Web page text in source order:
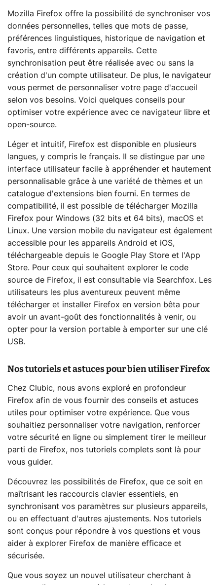
Mozilla Firefox offre la possibilité de synchroniser vos
données personnelles, telles que mots de passe,
préférences linguistiques, historique de navigation et
favoris, entre différents appareils. Cette
synchronisation peut être réalisée avec ou sans la
création d'un compte utilisateur. De plus, le navigateur
vous permet de personnaliser votre page d'accueil
selon vos besoins. Voici quelques conseils pour
optimiser votre expérience avec ce navigateur libre et
open-source.
Léger et intuitif, Firefox est disponible en plusieurs
langues, y compris le français. Il se distingue par une
interface utilisateur facile à appréhender et hautement
personnalisable grâce à une variété de thèmes et un
catalogue d'extensions bien fourni. En termes de
compatibilité, il est possible de télécharger Mozilla
Firefox pour Windows (32 bits et 64 bits), macOS et
Linux. Une version mobile du navigateur est également
accessible pour les appareils Android et iOS,
téléchargeable depuis le Google Play Store et l'App
Store. Pour ceux qui souhaitent explorer le code
source de Firefox, il est consultable via Searchfox. Les
utilisateurs les plus aventureux peuvent même
télécharger et installer Firefox en version bêta pour
avoir un avant-goût des fonctionnalités à venir, ou
opter pour la version portable à emporter sur une clé
USB.
Nos tutoriels et astuces pour bien utiliser Firefox
Chez Clubic, nous avons exploré en profondeur
Firefox afin de vous fournir des conseils et astuces
utiles pour optimiser votre expérience. Que vous
souhaitiez personnaliser votre navigation, renforcer
votre sécurité en ligne ou simplement tirer le meilleur
parti de Firefox, nos tutoriels complets sont là pour
vous guider.
Découvrez les possibilités de Firefox, que ce soit en
maîtrisant les raccourcis clavier essentiels, en
synchronisant vos paramètres sur plusieurs appareils,
ou en effectuant d'autres ajustements. Nos tutoriels
sont conçus pour répondre à vos questions et vous
aider à explorer Firefox de manière efficace et
sécurisée.
Que vous soyez un nouvel utilisateur cherchant à